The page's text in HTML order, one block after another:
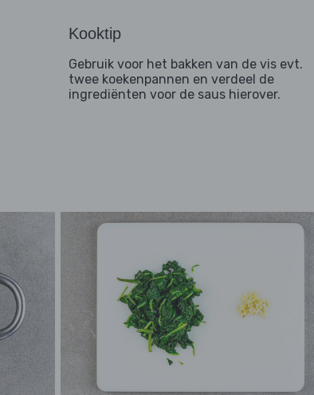
Kooktip
Gebruik voor het bakken van de vis evt.
twee koekenpannen en verdeel de
ingrediënten voor de saus hierover.